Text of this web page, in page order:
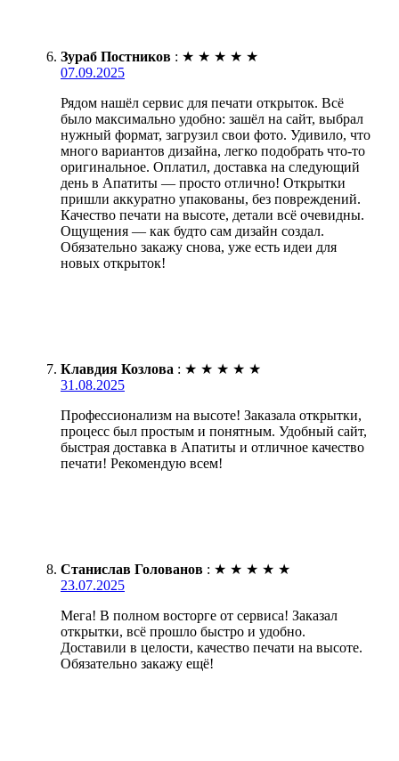
Зураб Постников : ★ ★ ★ ★ ★
07.09.2025
Рядом нашёл сервис для печати открыток. Всё
было максимально удобно: зашёл на сайт, выбрал
нужный формат, загрузил свои фото. Удивило, что
много вариантов дизайна, легко подобрать что-то
оригинальное. Оплатил, доставка на следующий
день в Апатиты — просто отлично! Открытки
пришли аккуратно упакованы, без повреждений.
Качество печати на высоте, детали всё очевидны.
Ощущения — как будто сам дизайн создал.
Обязательно закажу снова, уже есть идеи для
новых открыток!
Клавдия Козлова : ★ ★ ★ ★ ★
31.08.2025
Профессионализм на высоте! Заказала открытки,
процесс был простым и понятным. Удобный сайт,
быстрая доставка в Апатиты и отличное качество
печати! Рекомендую всем!
Станислав Голованов : ★ ★ ★ ★ ★
23.07.2025
Мега! В полном восторге от сервиса! Заказал
открытки, всё прошло быстро и удобно.
Доставили в целости, качество печати на высоте.
Обязательно закажу ещё!